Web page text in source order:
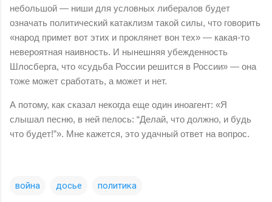
небольшой — ниши для условных либералов будет
означать политический катаклизм такой силы, что говорить
«народ примет вот этих и проклянет вон тех» — какая-то
невероятная наивность. И нынешняя убежденность
Шлосберга, что «судьба России решится в России» — она
тоже может сработать, а может и нет.
А потому, как сказал некогда еще один иноагент: «Я
слышал песню, в ней пелось: “Делай, что должно, и будь
что будет!”». Мне кажется, это удачный ответ на вопрос.
война досье политика